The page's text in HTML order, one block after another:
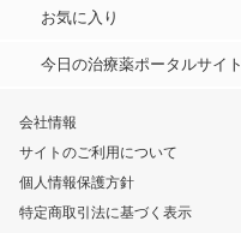
お気に入り
今日の治療薬ポータルサイト
会社情報
サイトのご利用について
個人情報保護方針
特定商取引法に基づく表示